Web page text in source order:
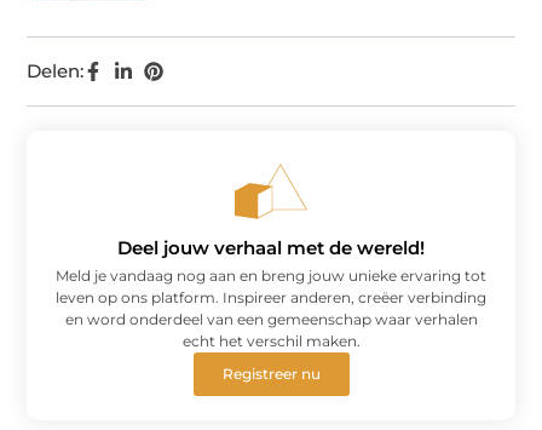
Delen:
Deel jouw verhaal met de wereld!
Meld je vandaag nog aan en breng jouw unieke ervaring tot
leven op ons platform. Inspireer anderen, creëer verbinding
en word onderdeel van een gemeenschap waar verhalen
echt het verschil maken.
Registreer nu